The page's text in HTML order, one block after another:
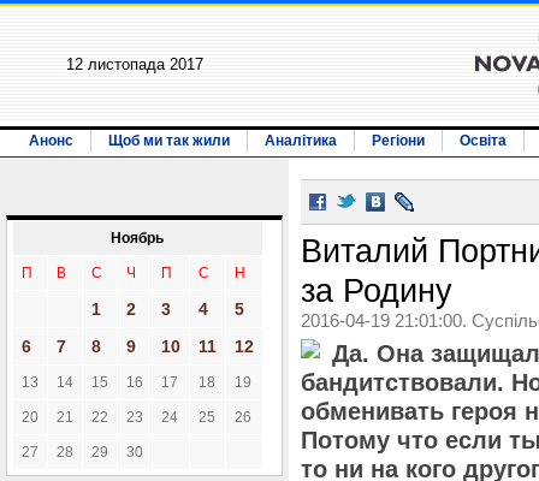
12 листопада 2017
Анонс Щоб ми так жили Аналітика Регіони Освіта
Ноябрь
П В С Ч П С Н
1 2 3 4
5
6
7 8 9 10 11 12
13 14 15 16 17 18 19
20 21 22 23 24 25 26
27 28 29 30
Виталий
за Родину
2016-04-19 21:01:00.
Да. Она
бандитствовали.
обменивать героя
Потому что если
то ни на кого